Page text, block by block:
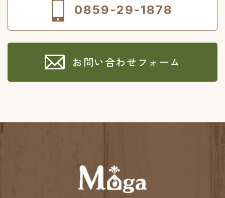
0859-29-1878
お問い合わせフォーム